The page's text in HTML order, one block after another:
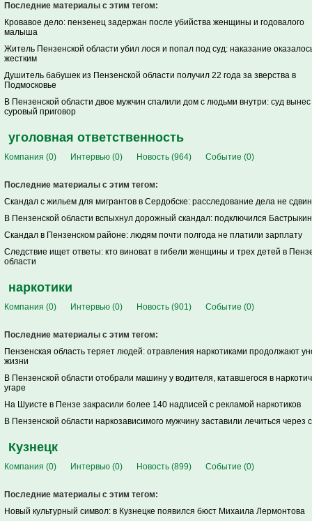
Последние материалы с этим тегом:
Кровавое дело: пензенец задержан после убийства женщины и годовалого
малыша
Житель Пензенской области убил лося и попал под суд: наказание
жестким
Душитель бабушек из Пензенской области получил 22 года за зверства в
Подмосковье
В Пензенской области двое мужчин спалили дом с людьми внутри: суд вынес
суровый приговор
уголовная ответственность
Компания (0) Интервью (0) Новость (964) Событие (0)
Последние материалы с этим тегом:
Скандал с жильем для мигрантов в Сердобске: расследование дела не
В Пензенской области вспыхнул дорожный скандал: подключился Бастрыкин
Скандал в Пензенском районе: людям почти полгода не платили зарплату
Следствие ищет ответы: кто виноват в гибели женщины и трех детей в
области
наркотики
Компания (0) Интервью (0) Новость (901) Событие (0)
Последние материалы с этим тегом:
Пензенская область теряет людей: отравления наркотиками продолжают
жизни
В Пензенской области отобрали машину у водителя, катавшегося в
угаре
На Шуисте в Пензе закрасили более 140 надписей с рекламой наркотиков
В Пензенской области наркозависимого мужчину заставили лечиться через
Кузнецк
Компания (0) Интервью (0) Новость (899) Событие (0)
Последние материалы с этим тегом:
Новый культурный символ: в Кузнецке появился бюст Михаила Лермонтова